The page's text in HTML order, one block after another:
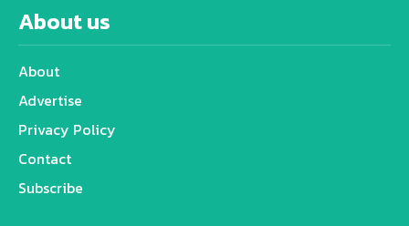
About us
About
Advertise
Privacy Policy
Contact
Subscribe